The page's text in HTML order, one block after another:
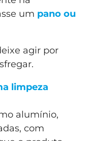
um pano ou
agir por
limpeza
alumínio,
com